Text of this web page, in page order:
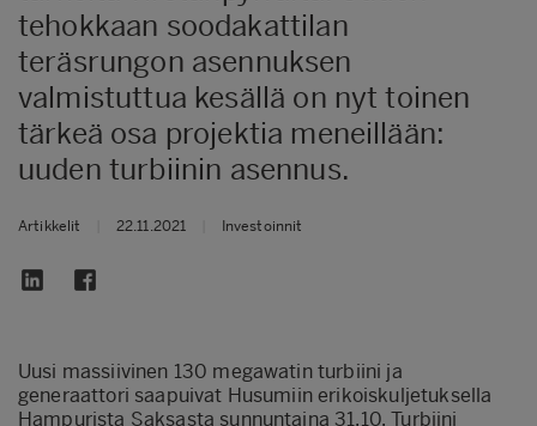
tehokkaan soodakattilan
teräsrungon asennuksen
valmistuttua kesällä on nyt toinen
tärkeä osa projektia meneillään:
uuden turbiinin asennus.
Artikkelit 22.11.2021 Investoinnit
Uusi massiivinen 130 megawatin turbiini ja
generaattori saapuivat Husumiin erikoiskuljetuksella
Hampurista Saksasta sunnuntaina 31.10. Turbiini